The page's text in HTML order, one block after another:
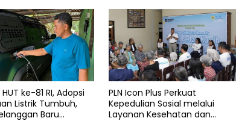
ke-81 RI, Adopsi
Listrik Tumbuh,
Baru
PLN Icon Plus Perkuat
Kepedulian Sosial melalui
Layanan Kesehatan dan